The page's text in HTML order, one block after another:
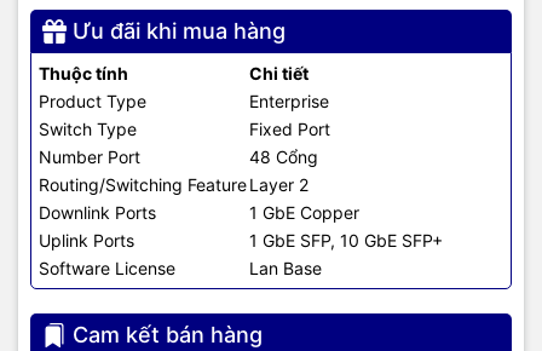
Ưu đãi khi mua hàng
Thuộc tính
Chi tiết
Product Type
Enterprise
Switch Type
Fixed Port
Number Port
48 Cổng
Routing/Switching FeatureLayer 2
Downlink Ports
1 GbE Copper
Uplink Ports
1 GbE SFP, 10 GbE SFP+
Software License
Lan Base
Cam kết bán hàng
Khả năng xếp chồng (Stack) N/A
Hệ điều hành Cisco IOS
Kích thước 17.48 x 10.73 x 1.73 inches
Khối lượng 3.95 kg
Thời gian chạy ổn định
(MTBF)
1,452,667 giờ
Nguồn
110 to 220V AC in; 50 to 60 Hz
0.29 to 0.48A; 0.09 kVA